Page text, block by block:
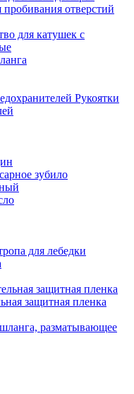
отверстий
для катушек с
Рукоятки
зубило
для лебедки
защитная пленка
разматывающее